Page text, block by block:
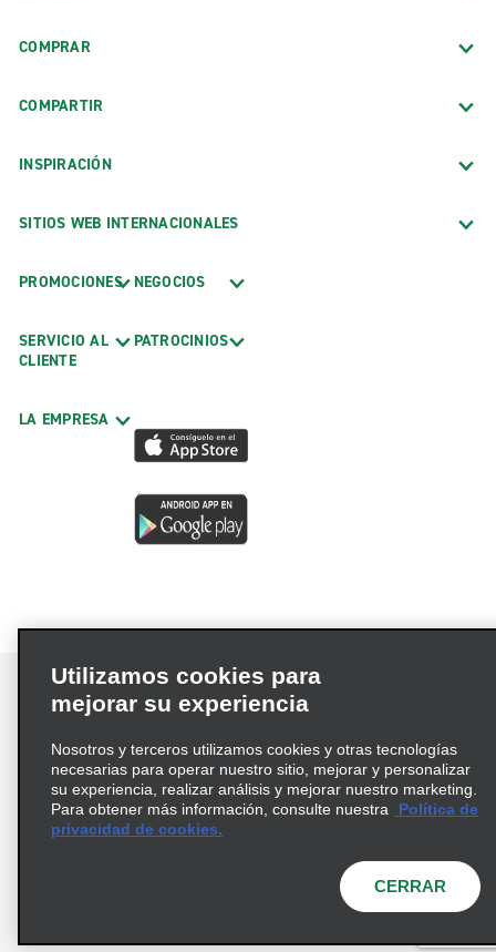
COMPRAR
COMPARTIR
INSPIRACIÓN
SITIOS WEB INTERNACIONALES
PROMOCIONES
SERVICIO AL
CLIENTE
LA EMPRESA
NEGOCIOS
PATROCINIOS
Términos de uso
Política de privacidad
Política de cookies
Información de Salud del Consumidor
© 2026 Enterprise Holdings, Inc. Todos los derechos
Utilizamos cookies para
mejorar su experiencia
Nosotros y terceros utilizamos cookies y otras tecnologías
necesarias para operar nuestro sitio, mejorar y personalizar
su experiencia, realizar análisis y mejorar nuestro marketing.
Para obtener más información, consulte nuestra
Política de
privacidad de cookies.
CERRAR